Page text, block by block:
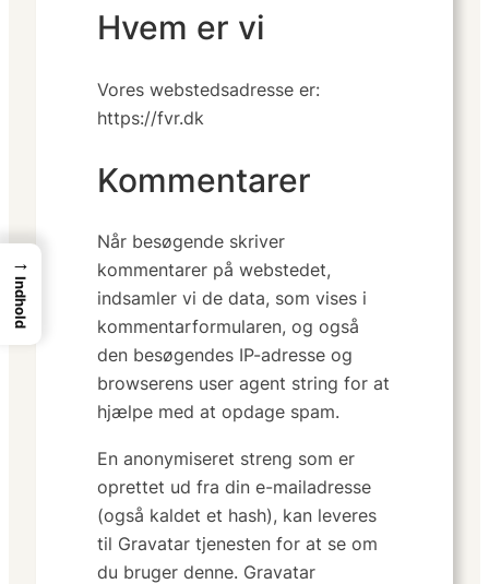
Hvem er vi
Vores webstedsadresse er:
https://fvr.dk
Kommentarer
Når besøgende skriver
kommentarer på webstedet,
indsamler vi de data, som vises i
kommentarformularen, og også
den besøgendes IP-adresse og
browserens user agent string for at
hjælpe med at opdage spam.
En anonymiseret streng som er
oprettet ud fra din e-mailadresse
(også kaldet et hash), kan leveres
til Gravatar tjenesten for at se om
du bruger denne. Gravatar
→
Indhold